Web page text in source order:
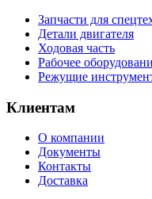
Запчасти для
Детали двигателя
Ходовая часть
Рабочее
Режущие
Клиентам
О компании
Документы
Контакты
Доставка